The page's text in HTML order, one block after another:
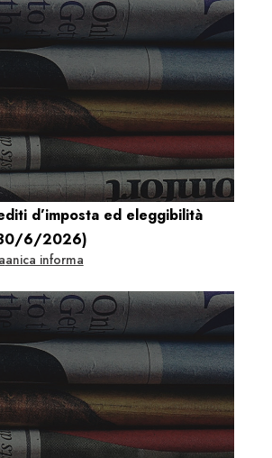
d’imposta ed eleggibilità
6/2026)
anica informa